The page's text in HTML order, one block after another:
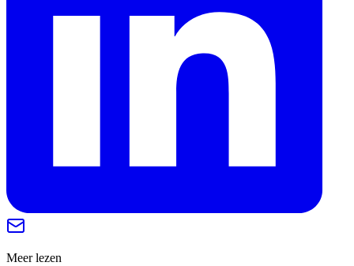
Meer lezen